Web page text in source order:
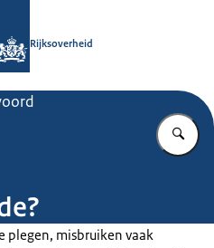
Rijksoverheid
plegen, misbruiken vaak